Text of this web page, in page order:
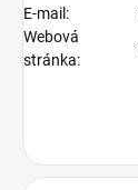
E-mail:
Webová
stránka: